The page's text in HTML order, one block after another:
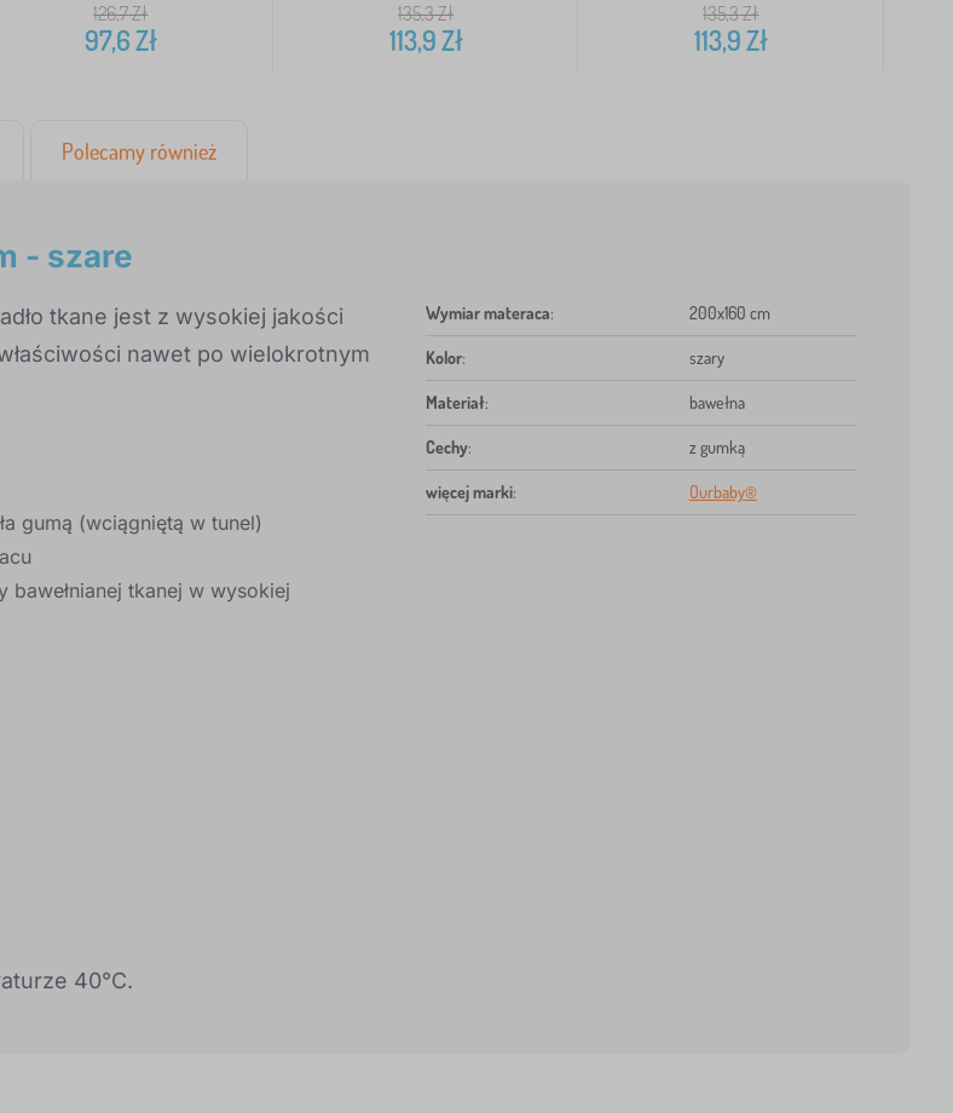
126,7Zł
97,6Zł
135,3Zł
113,9Zł
135,3Zł
113,9Zł
Polecamy również
- szare
tkane jest z wysokiej jakości
nawet po wielokrotnym
gumą (wciągniętą w tunel)
tkanej w wysokiej
40°C.
Wymiar materaca: 200x160 cm
Kolor: szary
Materiał: bawełna
Cechy: z gumką
więcej marki: Ourbaby®